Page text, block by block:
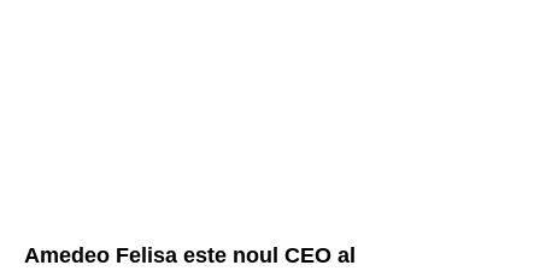
Amedeo Felisa este noul CEO al